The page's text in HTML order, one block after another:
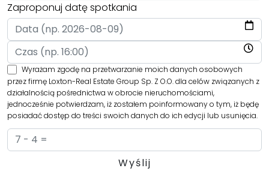
Zaproponuj datę spotkania
Wyrażam zgodę na przetwarzanie moich danych osobowych
przez firmę Loxton-Real Estate Group Sp. Z O.O. dla celów związanych z
działalnością pośrednictwa w obrocie nieruchomościami,
jednocześnie potwierdzam, iż zostałem poinformowany o tym, iż będę
posiadać dostęp do treści swoich danych do ich edycji lub usunięcia.